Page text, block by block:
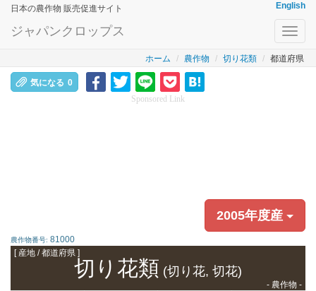
日本の農作物 販売促進サイト English
ジャパンクロップス
ホーム 農作物 切り花類 都道府県
気になる 0
Sponsored Link
2005年度産
農作物番号: 81000
[ 産地 / 都道府県 ]
切り花類 (切り花, 切花)
- 農作物 -